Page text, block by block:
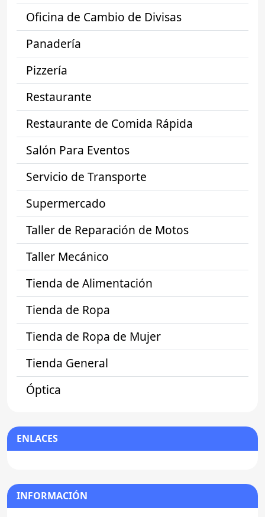
Oficina de Cambio de Divisas
Panadería
Pizzería
Restaurante
Restaurante de Comida Rápida
Salón Para Eventos
Servicio de Transporte
Supermercado
Taller de Reparación de Motos
Taller Mecánico
Tienda de Alimentación
Tienda de Ropa
Tienda de Ropa de Mujer
Tienda General
Óptica
ENLACES
INFORMACIÓN